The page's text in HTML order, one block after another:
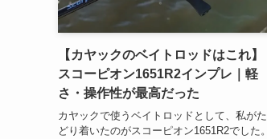
【カヤックのベイトロッドはこれ】
スコーピオン1651R2インプレ｜軽
さ・操作性が最高だった
カヤックで使うベイトロッドとして、私がた
どり着いたのがスコーピオン1651R2でした。